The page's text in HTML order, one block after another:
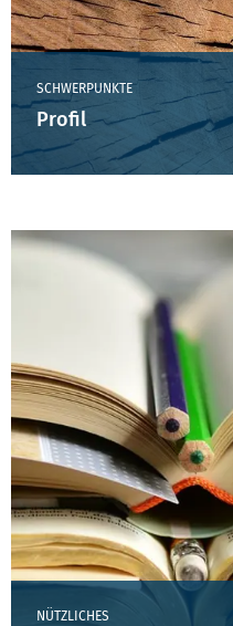
SCHWERPUNKTE
Profil
NÜTZLICHES